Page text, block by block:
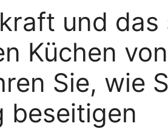
und das
Küchen von
Sie, wie
beseitigen